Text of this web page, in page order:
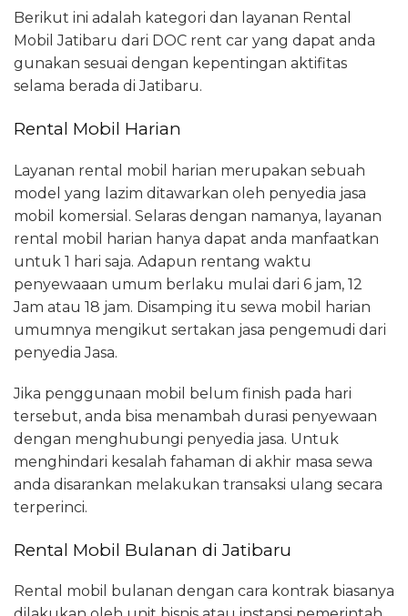
Berikut ini adalah kategori dan layanan Rental
Mobil Jatibaru dari DOC rent car yang dapat anda
gunakan sesuai dengan kepentingan aktifitas
selama berada di Jatibaru.
Rental Mobil Harian
Layanan rental mobil harian merupakan sebuah
model yang lazim ditawarkan oleh penyedia jasa
mobil komersial. Selaras dengan namanya, layanan
rental mobil harian hanya dapat anda manfaatkan
untuk 1 hari saja. Adapun rentang waktu
penyewaaan umum berlaku mulai dari 6 jam, 12
Jam atau 18 jam. Disamping itu sewa mobil harian
umumnya mengikut sertakan jasa pengemudi dari
penyedia Jasa.
Jika penggunaan mobil belum finish pada hari
tersebut, anda bisa menambah durasi penyewaan
dengan menghubungi penyedia jasa. Untuk
menghindari kesalah fahaman di akhir masa sewa
anda disarankan melakukan transaksi ulang secara
terperinci.
Rental Mobil Bulanan di Jatibaru
Rental mobil bulanan dengan cara kontrak biasanya